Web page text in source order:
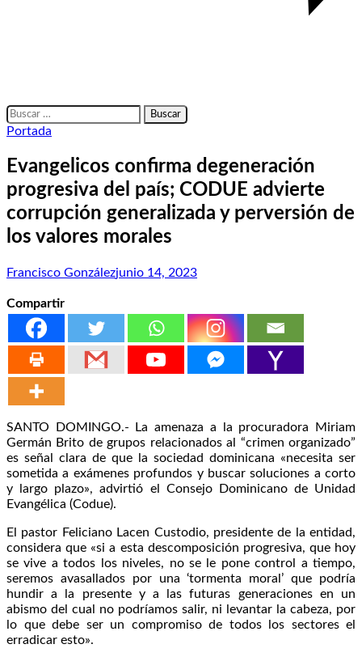
Buscar:
Portada
Evangelicos confirma degeneración
progresiva del país; CODUE advierte
corrupción generalizada y perversión de
los valores morales
Francisco Gonzálezjunio 14, 2023
Compartir
SANTO DOMINGO.- La amenaza a la procuradora Miriam
Germán Brito de grupos relacionados al “crimen organizado”
es señal clara de que la sociedad dominicana «necesita ser
sometida a exámenes profundos y buscar soluciones a corto
y largo plazo», advirtió el Consejo Dominicano de Unidad
Evangélica (Codue).
El pastor Feliciano Lacen Custodio, presidente de la entidad,
considera que «si a esta descomposición progresiva, que hoy
se vive a todos los niveles, no se le pone control a tiempo,
seremos avasallados por una ‘tormenta moral’ que podría
hundir a la presente y a las futuras generaciones en un
abismo del cual no podríamos salir, ni levantar la cabeza, por
lo que debe ser un compromiso de todos los sectores el
erradicar esto».